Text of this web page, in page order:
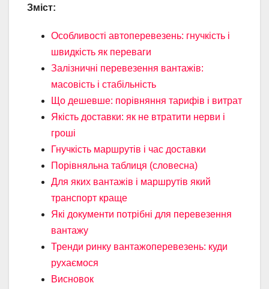
Зміст:
Особливості автоперевезень: гнучкість і
швидкість як переваги
Залізничні перевезення вантажів:
масовість і стабільність
Що дешевше: порівняння тарифів і витрат
Якість доставки: як не втратити нерви і
гроші
Гнучкість маршрутів і час доставки
Порівняльна таблиця (словесна)
Для яких вантажів і маршрутів який
транспорт краще
Які документи потрібні для перевезення
вантажу
Тренди ринку вантажоперевезень: куди
рухаємося
Висновок